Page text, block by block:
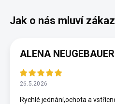
ALENA
26.5.2026
Rychlé jednání,ochota a